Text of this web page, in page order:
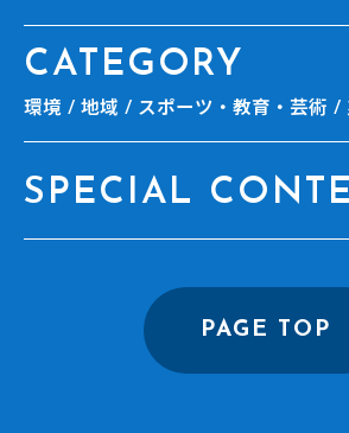
CATEGORY
環境 地域 スポーツ・教育・芸術
SPECIAL
PAGE TOP